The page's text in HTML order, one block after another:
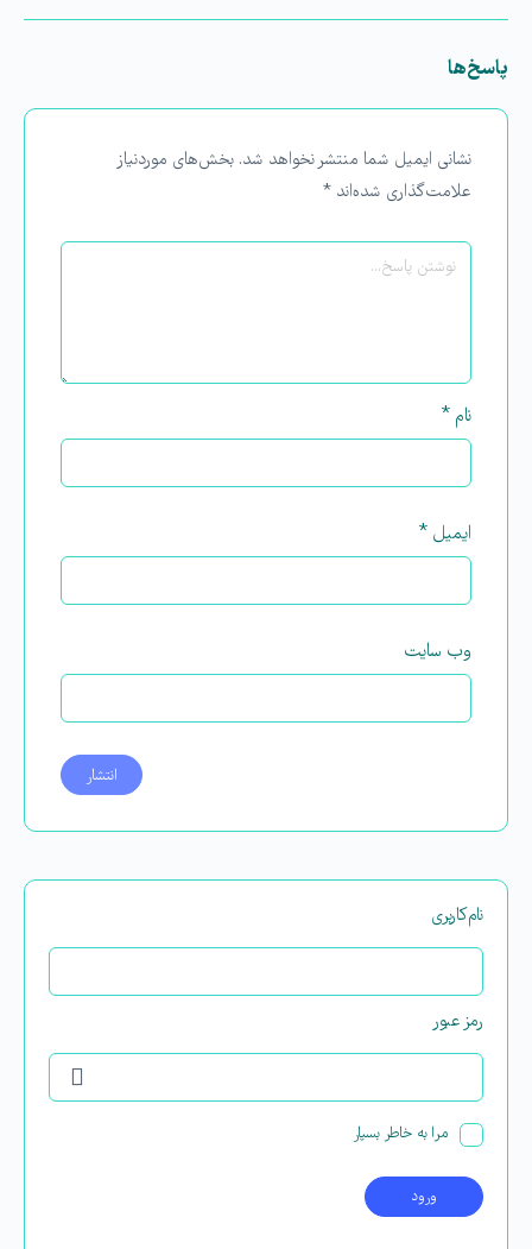
پاسخ‌ها
نشانی ایمیل شما منتشر نخواهد شد. بخش‌های موردنیاز
علامت‌گذاری شده‌اند *
نام *
ایمیل *
وب‌ سایت
نام‌کاربری
رمز عبور
مرا به خاطر بسپار